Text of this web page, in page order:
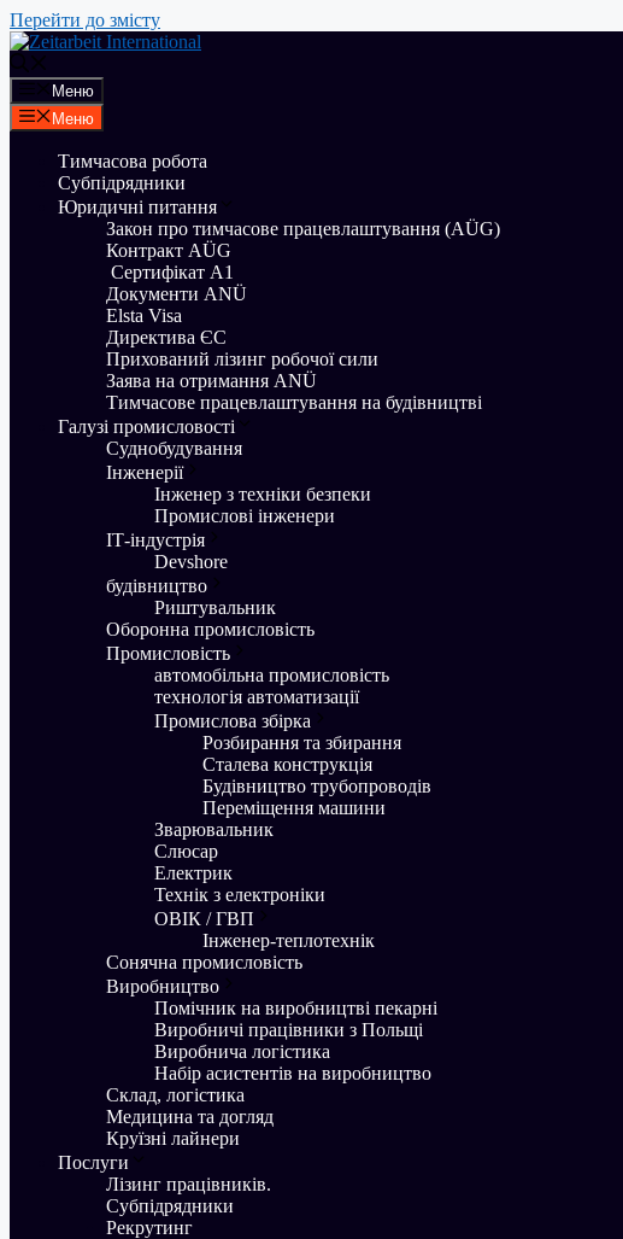
Перейти до змісту
Меню
Меню
Тимчасова робота
Субпідрядники
Юридичні питання
Закон про тимчасове працевлаштування (AÜG)
Контракт AÜG
Сертифікат A1
Документи ANÜ
Elsta Visa
Директива ЄС
Прихований лізинг робочої сили
Заява на отримання ANÜ
Тимчасове працевлаштування на будівництві
Галузі промисловості
Суднобудування
Iнженерії
Інженер з техніки безпеки
Промислові інженери
ІТ-індустрія
Devshore
будівництво
Риштувальник
Оборонна промисловість
Промисловість
aвтомобільна промисловість
технологія автоматизації
Промислова збірка
Розбирання та збирання
Сталева конструкція
Будівництво трубопроводів
Переміщення машини
Зварювальник
Слюсар
Електрик
Технік з електроніки
ОВІК / ГВП
Інженер-теплотехнік
Сонячна промисловість
Виробництво
Помічник на виробництві пекарні
Виробничі працівники з Польщі
Виробнича логістика
Набір асистентів на виробництво
Склад, логістика
Медицина та догляд
Круїзні лайнери
Послуги
Лізинг працівників.
Субпідрядники
Рекрутинг